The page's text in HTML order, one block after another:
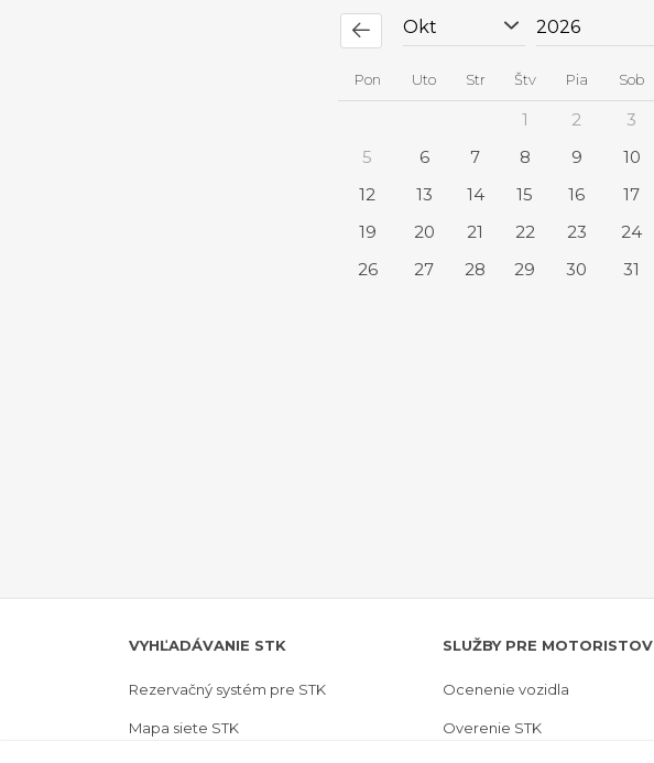
Pon Uto Str Štv Pia Sob
1 2 3
5
6 7 8 9 10
12
13 14 15 16 17
19
20 21 22 23 24
26
27 28 29 30 31
VYHĽADÁVANIE STK
Rezervačný systém pre STK
Mapa siete STK
SLUŽBY PRE MOTORISTOV
Ocenenie vozidla
Overenie STK